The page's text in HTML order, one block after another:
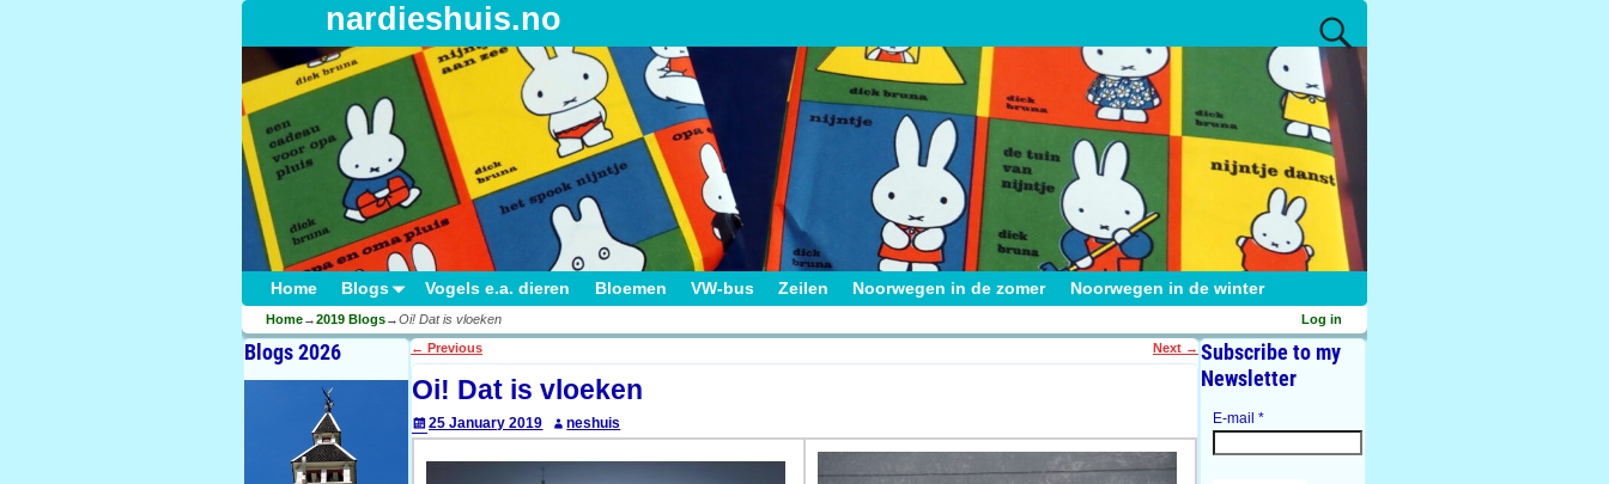
nardieshuis.no
Home Blogs Vogels e.a. dieren Bloemen VW-bus Zeilen Noorwegen in de zomer Noorwegen in de winter
Home→2019 Blogs→Oi! Dat is vloeken Log in
Post navigation
← Previous Next →
Oi! Dat is vloeken
25 January 2019 neshuis
Blogs 2026
Subscribe to my
Newsletter
E-mail *